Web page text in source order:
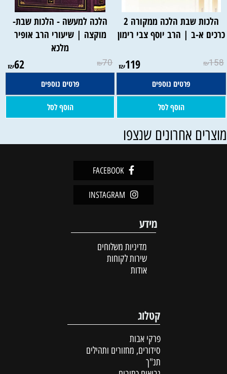
הלכות שבת הלכה ממקורה 2
כרכים א-ב | הרב יוסף צבי רימון
₪158
₪119
פרטים נוספים
הוסף לסל
הלכה למעשה - הלכות שבת-
מוקצה | שיעורי הרב אופיר
מלכא
₪70
₪62
פרטים נוספים
הוסף לסל
אחרונים שנצפו
FACEBOOK
INSTAGRAM
מידע
מדיניות משלוחים
שירות לקוחות
אודות
קטלוג
פרקי אבות
סידורים, מחזורים ותהילים
תנ"ך